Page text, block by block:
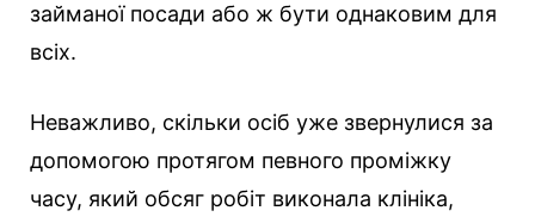
займаної посади або ж бути однаковим для
всіх.
Неважливо, скільки осіб уже звернулися за
допомогою протягом певного проміжку
часу, який обсяг робіт виконала клініка,